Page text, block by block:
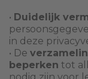
• Duidelijk
in deze
• De
beperken tot